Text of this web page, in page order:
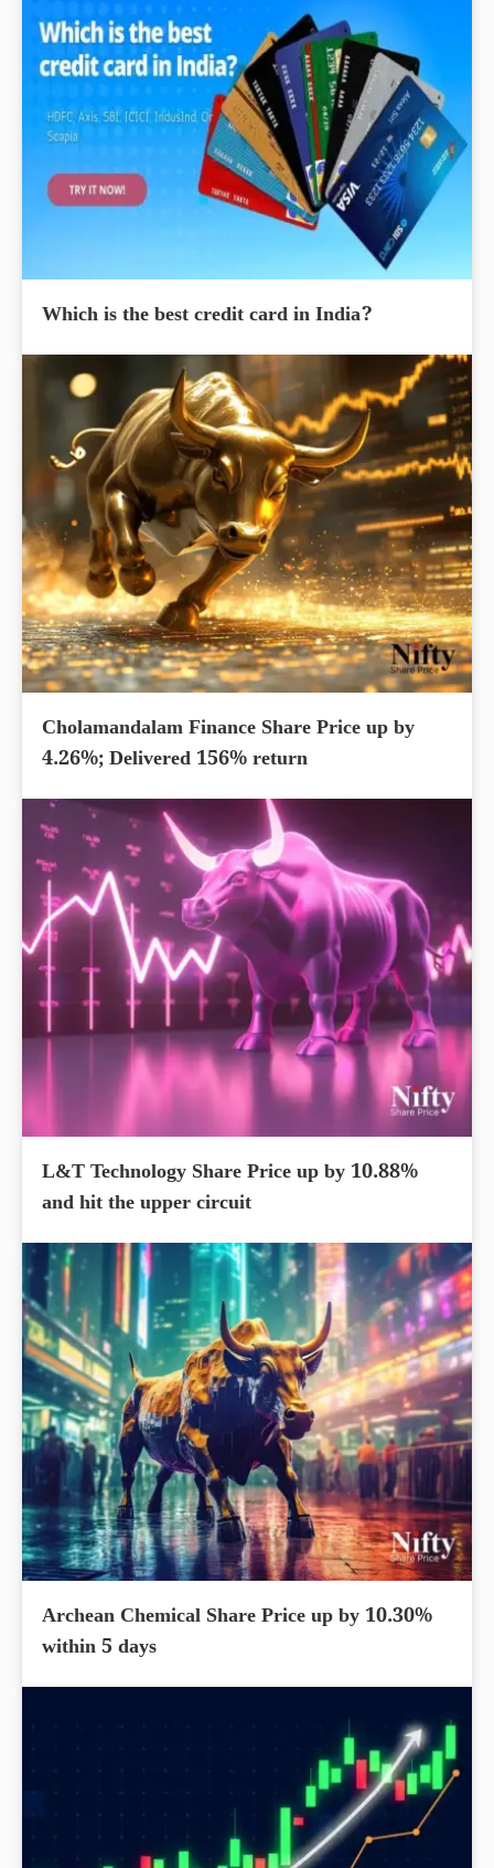
Which is the best credit card in India?
Cholamandalam Finance Share Price up by
4.26%; Delivered 156% return
L&T Technology Share Price up by 10.88%
and hit the upper circuit
Archean Chemical Share Price up by 10.30%
within 5 days